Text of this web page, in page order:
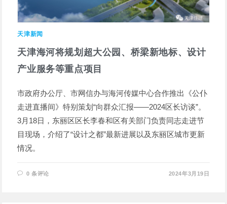
天津新闻
天津海河将规划超大公园、桥梁新地标、设计
产业服务等重点项目
市政府办公厅、市网信办与海河传媒中心合作推出《公仆
走进直播间》特别策划“向群众汇报——2024区长访谈”。
3月18日，东丽区区长李春和区有关部门负责同志走进节
目现场，介绍了“设计之都”最新进展以及东丽区城市更新
情况。
0 条评论 2024年3月19日